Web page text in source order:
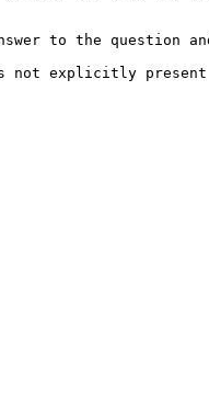
to the question
is not explicitly